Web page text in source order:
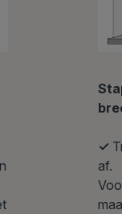
✓
af.